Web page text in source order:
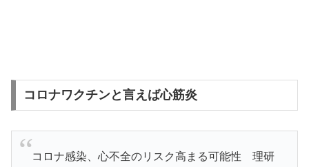
コロナワクチンと言えば心筋炎
コロナ感染、心不全のリスク高まる可能性 理研